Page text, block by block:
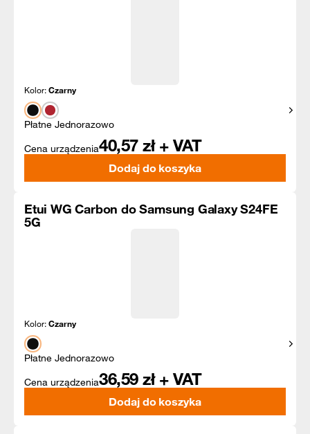
Kolor:Czarny
Płatne Jednorazowo
Cena urządzenia40,57 zł + VAT
Dodaj do koszyka
Etui WG Carbon do Samsung Galaxy S24FE
5G
Kolor:Czarny
Płatne Jednorazowo
Cena urządzenia36,59 zł + VAT
Dodaj do koszyka